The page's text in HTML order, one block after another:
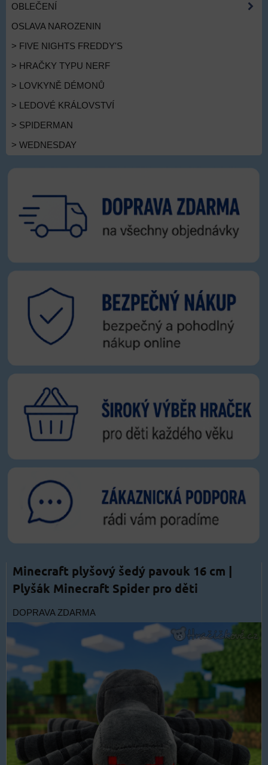
OBLEČENÍ
OSLAVA NAROZENIN
> FIVE NIGHTS FREDDY'S
> HRAČKY TYPU NERF
> LOVKYNĚ DÉMONŮ
> LEDOVÉ KRÁLOVSTVÍ
> SPIDERMAN
> WEDNESDAY
Minecraft plyšový šedý pavouk 16 cm |
Plyšák Minecraft Spider pro děti
DOPRAVA ZDARMA